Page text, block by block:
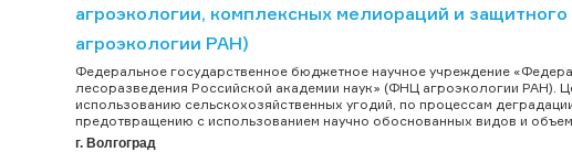
агроэкологии, комплексных мелиораций и
агроэкологии РАН)
Федеральное государственное бюджетное научное учреждение
лесоразведения Российской академии наук» (ФНЦ агроэкологии РАН).
использованию сельскохозяйственных угодий, по процессам
предотвращению с использованием научно обоснованных видов и
г. Волгоград